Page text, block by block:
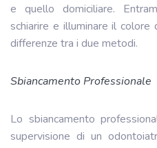
e quello domiciliare.
schiarire e illuminare il
differenze tra i due metodi.
Sbiancamento Professionale
Lo sbiancamento
supervisione di un